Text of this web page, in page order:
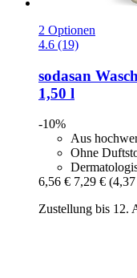
2 Optionen
4.6 (19)
sodasan
1,50 l
-10%
Aus
Ohne
6,56 € 7,29 €
Zustellung bis 12.